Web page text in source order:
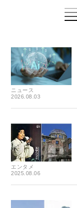
ニュース
2026.08.03
エンタメ
2025.08.06